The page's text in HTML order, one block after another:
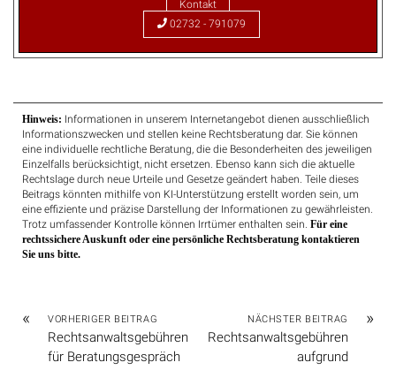
02732 - 791079
Hinweis:Informationen in unserem Internetangebot dienen ausschließlich
Informationszwecken und stellen keine Rechtsberatung dar. Sie können
eine individuelle rechtliche Beratung, die die Besonderheiten des jeweiligen
Einzelfalls berücksichtigt, nicht ersetzen. Ebenso kann sich die aktuelle
Rechtslage durch neue Urteile und Gesetze geändert haben. Teile dieses
Beitrags könnten mithilfe von KI-Unterstützung erstellt worden sein, um
eine effiziente und präzise Darstellung der Informationen zu gewährleisten.
Trotz umfassender Kontrolle können Irrtümer enthalten sein.Für eine
rechtssichere Auskunft oder eine persönliche Rechtsberatung kontaktieren
Sie uns bitte.
Rechtsanwaltsgebühren
für Beratungsgespräch
Rechtsanwaltsgebühren
aufgrund
Schadensregulierung